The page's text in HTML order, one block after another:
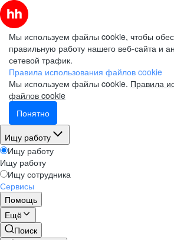
Мы используем файлы cookie, чтобы
правильную работу нашего веб-сайта и
сетевой трафик.
Правила использования файлов cookie
Мы используем файлы cookie. Правила
файлов cookie
Понятно
Ищу работу
Ищу работу
Ищу работу
Ищу сотрудника
Сервисы
Помощь
Ещё
Поиск